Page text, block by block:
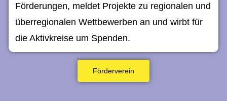
Förderungen, meldet Projekte zu regionalen und
überregionalen Wettbewerben an und wirbt für
die Aktivkreise um Spenden.
Förderverein